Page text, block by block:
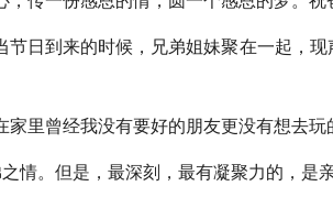
日到来的时候，兄弟姐妹聚在一起，现
曾经我没有要好的朋友更没有想去玩
。但是，最深刻，最有凝聚力的，是亲